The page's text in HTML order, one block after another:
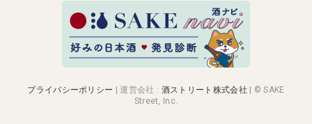
プライバシーポリシー |運営会社 : 酒ストリート株式会社 | © SAKE
Street, Inc.